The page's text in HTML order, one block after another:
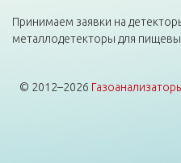
Принимаем заявки на
металлодетекторы для
© 2012–2026